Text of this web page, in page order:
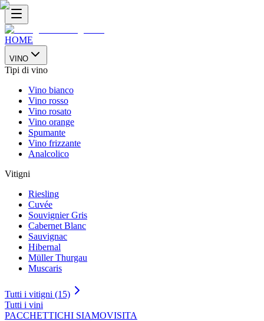
HOME
VINO
Tipi di vino
Vino bianco
Vino rosso
Vino rosato
Vino orange
Spumante
Vino frizzante
Analcolico
Vitigni
Riesling
Cuvée
Souvignier Gris
Cabernet Blanc
Sauvignac
Hibernal
Müller Thurgau
Muscaris
Tutti i vitigni (15)
Tutti i vini
PACCHETTICHI SIAMOVISITA